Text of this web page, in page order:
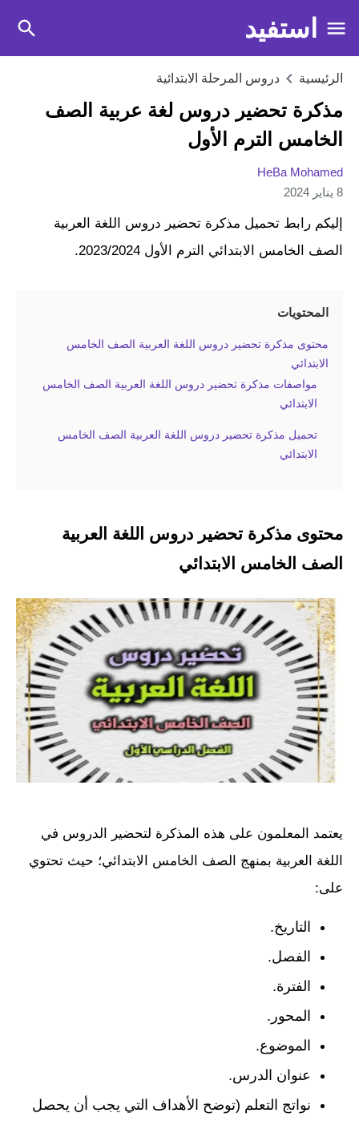
استفيد
الرئيسية دروس المرحلة الابتدائية
مذكرة تحضير دروس لغة عربية الصف
الخامس الترم الأول
HeBa Mohamed
8 يناير 2024
إليكم رابط تحميل مذكرة تحضير دروس اللغة العربية
الصف الخامس الابتدائي الترم الأول 2023/2024.
المحتويات
محتوى مذكرة تحضير دروس اللغة العربية الصف الخامس
الابتدائي
مواصفات مذكرة تحضير دروس اللغة العربية الصف الخامس
الابتدائي
تحميل مذكرة تحضير دروس اللغة العربية الصف الخامس
الابتدائي
محتوى مذكرة تحضير دروس اللغة العربية
الصف الخامس الابتدائي
يعتمد المعلمون على هذه المذكرة لتحضير الدروس في
اللغة العربية بمنهج الصف الخامس الابتدائي؛ حيث تحتوي
على:
التاريخ.
الفصل.
الفترة.
المحور.
الموضوع.
عنوان الدرس.
نواتج التعلم (توضح الأهداف التي يجب أن يحصل